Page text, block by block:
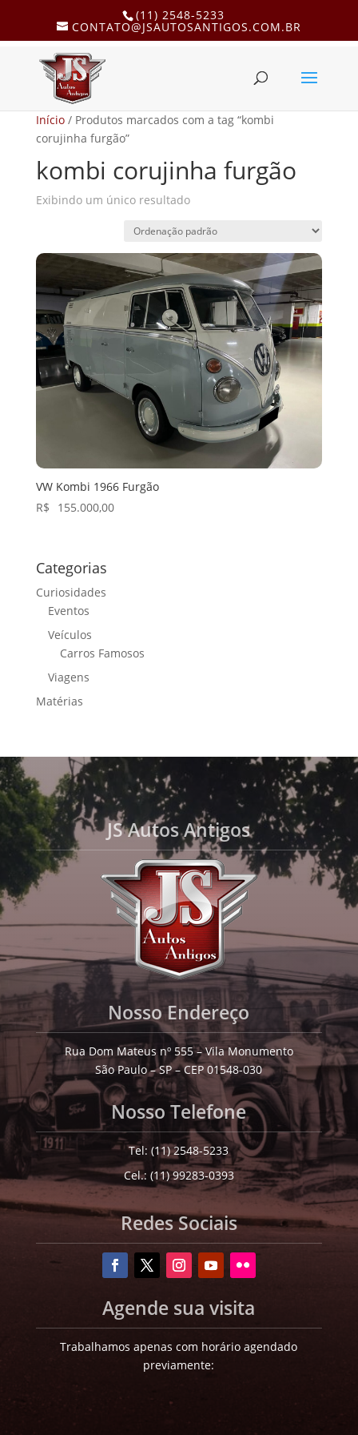
(11) 2548-5233
CONTATO@JSAUTOSANTIGOS.COM.BR
Início/ Produtos marcados com a tag “kombi
corujinha furgão”
kombi corujinha furgão
Exibindo um único resultado
VW Kombi 1966 Furgão
R$
155.000,00
Categorias
Curiosidades
Eventos
Veículos
Carros Famosos
Viagens
Matérias
JS Autos Antigos
Nosso Endereço
Rua Dom Mateus nº 555 – Vila Monumento
São Paulo – SP – CEP 01548-030
Nosso Telefone
Tel: (11) 2548-5233
Cel.: (11) 99283-0393
Redes Sociais
Agende sua visita
Trabalhamos apenas com horário agendado
previamente: